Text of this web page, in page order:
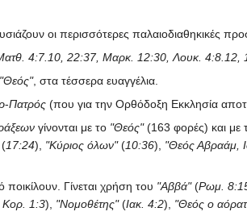
οι περισσότερες παλαιοδιαθηκικές
4:7.10, 22:37, Μαρκ. 12:30, Λουκ. 4:8.12,
"Θεός", στα τέσσερα ευαγγέλια.
-Πατρός(που για την Ορθόδοξη Εκκλησία
γίνονται με το "Θεός"(163 φορές) και με
17:24), "Κύριος όλων"(10:36), "Θεός Αβραάμ,
Γίνεται χρήση του "Αββά"(Ρωμ.
1:3), "Νομοθέτης"(Ιακ. 4:2), "Θεός ο